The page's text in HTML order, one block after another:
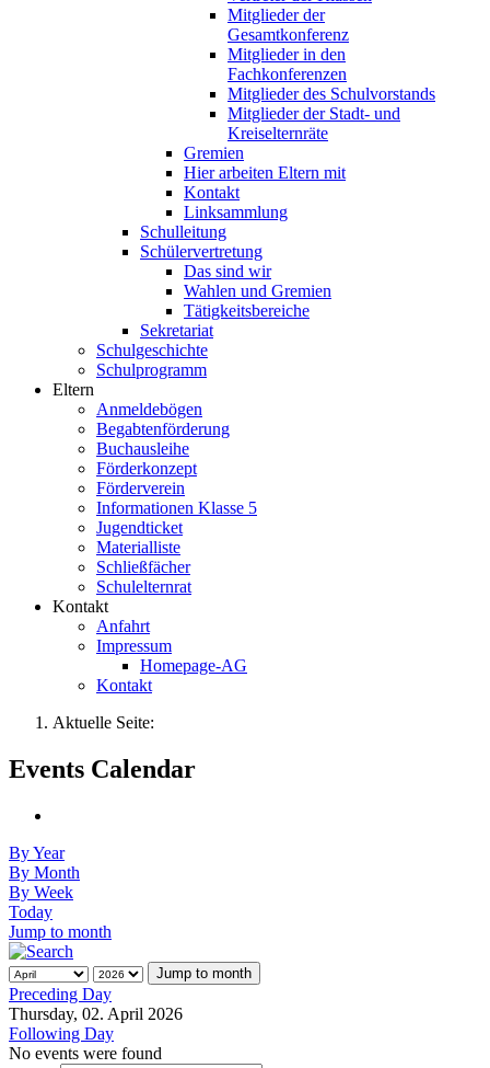
Mitglieder der
Gesamtkonferenz
Mitglieder in den
Fachkonferenzen
Mitglieder des Schulvorstands
Mitglieder der Stadt- und
Kreiselternräte
Gremien
Hier arbeiten Eltern mit
Kontakt
Linksammlung
Schulleitung
Schülervertretung
Das sind wir
Wahlen und Gremien
Tätigkeitsbereiche
Sekretariat
Schulgeschichte
Schulprogramm
Eltern
Anmeldebögen
Begabtenförderung
Buchausleihe
Förderkonzept
Förderverein
Informationen Klasse 5
Jugendticket
Materialliste
Schließfächer
Schulelternrat
Kontakt
Anfahrt
Impressum
Homepage-AG
Kontakt
Aktuelle Seite:
Events Calendar
By Year
By Month
By Week
Today
Jump to month
Jump to month
Preceding Day
Thursday, 02. April 2026
Following Day
No events were found